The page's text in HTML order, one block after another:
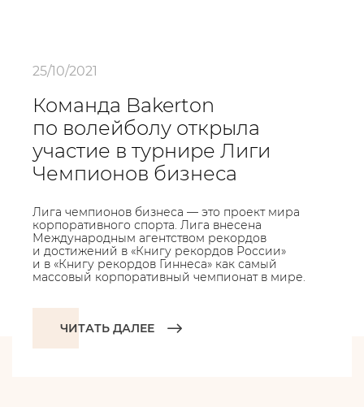
25/10/2021
Команда Bakerton
по волейболу открыла
участие в турнире Лиги
Чемпионов бизнеса
Лига чемпионов бизнеса — это проект мира
корпоративного спорта. Лига внесена
Международным агентством рекордов
и достижений в «Книгу рекордов России»
и в «Книгу рекордов Гиннеса» как самый
массовый корпоративный чемпионат в мире.
ЧИТАТЬ ДАЛЕЕ